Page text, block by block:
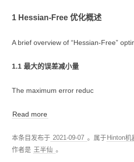
1 Hessian-Free 优化概述
A brief overview of “Hessian-Free”
1.1 最大的误差减小量
The maximum error reduc
Read more
本条目发布于 2021-09-07 。属于 Hinton机
作者是 王半仙 。